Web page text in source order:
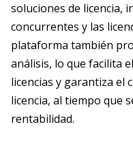
soluciones de licencia,
concurrentes y las
plataforma también
análisis, lo que facilita
licencias y garantiza el
licencia, al tiempo que
rentabilidad.